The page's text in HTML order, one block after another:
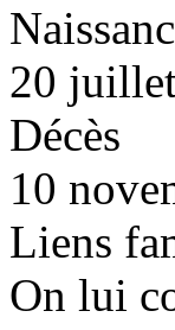
20
Décès
10
Liens
On lui